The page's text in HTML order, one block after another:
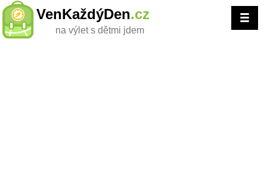
VenKaždýDen.cz
na výlet s dětmi jdem